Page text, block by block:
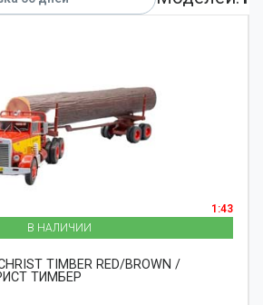
1:43
В НАЛИЧИИ
TIMBER RED/BROWN /
ТИМБЕР